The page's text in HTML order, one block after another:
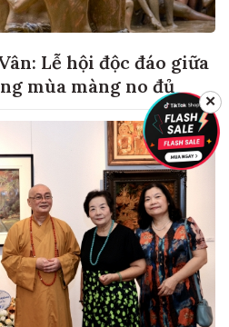
Lễ hội độc đáo giữa
mùa màng no đủ
✕